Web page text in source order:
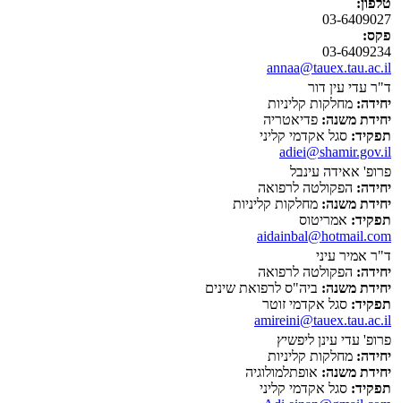
03-6409027
פקס:
03-6409234
annaa@tauex.tau.ac.il
ד"ר עדי עין דור
יחידה: מחלקות קליניות
יחידת משנה: פדיאטריה
תפקיד: סגל אקדמי קליני
adiei@shamir.gov.il
פרופ' אאידה עינבל
יחידה: הפקולטה לרפואה
יחידת משנה: מחלקות קליניות
תפקיד: אמריטוס
aidainbal@hotmail.com
ד"ר אמיר עיני
יחידה: הפקולטה לרפואה
יחידת משנה: ביה"ס לרפואת שינים
תפקיד: סגל אקדמי זוטר
amireini@tauex.tau.ac.il
פרופ' עדי עינן ליפשיץ
יחידה: מחלקות קליניות
יחידת משנה: אופתלמולוגיה
תפקיד: סגל אקדמי קליני